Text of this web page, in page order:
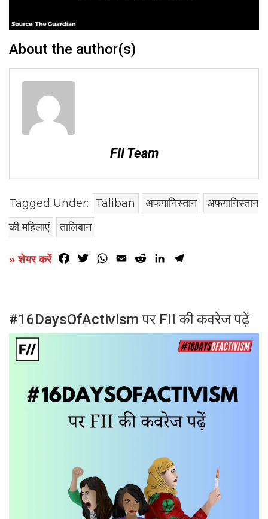
About the author(s)
FII Team
Tagged Under: Taliban अफगानिस्तान
अफगानिस्तान
की महिलाएं
तालिबान
» शेयर करें Facebook
TwitterWhatsApp
Email RedditLinkedIn
#16DaysOfActivism पर FII की कवरेज पढ़ें